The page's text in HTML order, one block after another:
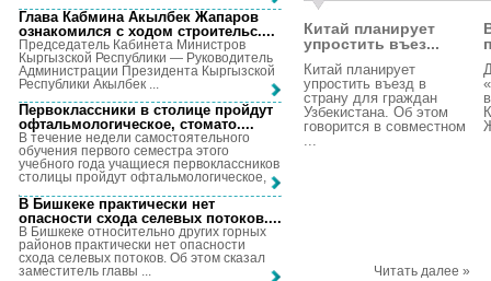
Китай планирует
упростить въез...
Китай планирует
упростить въезд в
страну для граждан
Узбекистана. Об этом
говорится в совместном
...
Читать далее »
Глава Кабмина Акылбек Жапаров
ознакомился с ходом строительс....
Председатель Кабинета Министров
Кыргызской Республики — Руководитель
Администрации Президента Кыргызской
Республики Акылбек ...
Первоклассники в столице пройдут
офтальмологическое, стомато....
В течение недели самостоятельного
обучения первого семестра этого
учебного года учащиеся первоклассников
столицы пройдут офтальмологическое, ...
В Бишкеке практически нет
опасности схода селевых потоков....
В Бишкеке относительно других горных
районов практически нет опасности
схода селевых потоков. Об этом сказал
заместитель главы ...